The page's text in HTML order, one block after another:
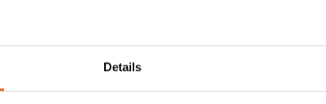
Details